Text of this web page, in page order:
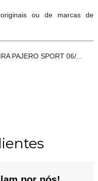
ou de marcas de
PAJERO SPORT 06/...